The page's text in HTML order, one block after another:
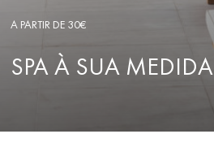
A PARTIR DE 30€
SPA À SUA MEDIDA